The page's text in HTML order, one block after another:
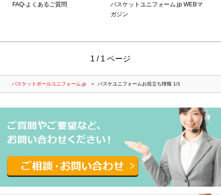
FAQ-よくあるご質問
バスケットユニフォーム.jp WEBマ
ガジン
1 / 1 ページ
バスケットボールユニフォーム.jp バスケユニフォームお役立ち情報 1/1